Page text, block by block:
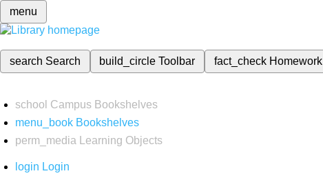
menu
search Search build_circleToolbar fact_check Homework
school Campus Bookshelves
menu_book Bookshelves
perm_media
Learning Objects
login Login